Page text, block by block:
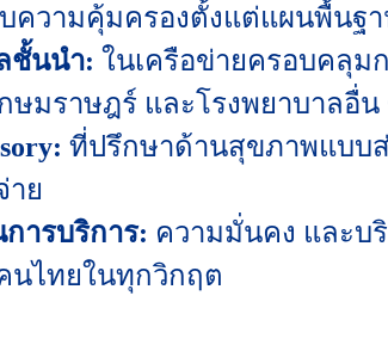
ความคุ้มครองตั้งแต่แผนพื้น
ชั้นนำ: ในเครือข่ายครอบคลุม
ษมราษฎร์ และโรงพยาบาลอื่น
ที่ปรึกษาด้านสุขภาพแบบ
าย
ารบริการ: ความมั่นคง และบ
นไทยในทุกวิกฤต